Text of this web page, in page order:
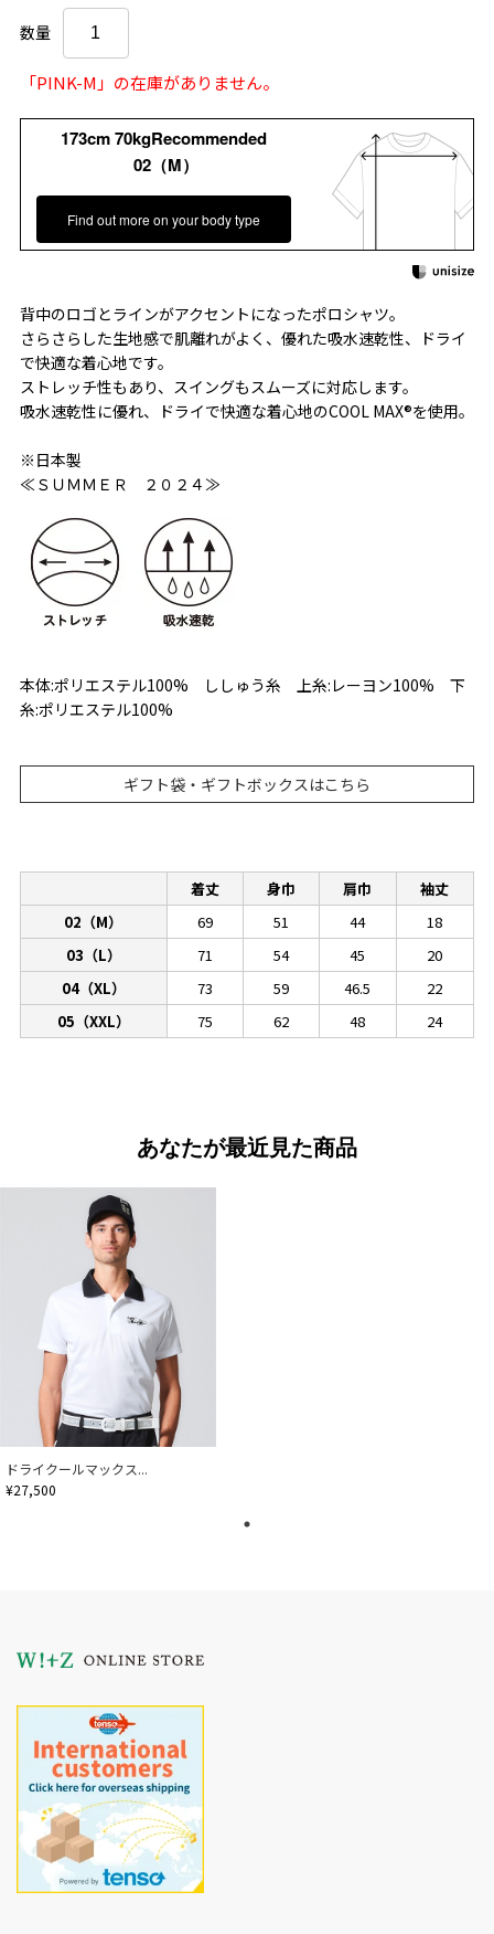
数量
「PINK-M」の在庫がありません。
173cm 70kgRecommended
02（M）
Find out more on your body type
背中のロゴとラインがアクセントになったポロシャツ。
さらさらした生地感で肌離れがよく、優れた吸水速乾性、ドライ
で快適な着心地です。
ストレッチ性もあり、スイングもスムーズに対応します。
吸水速乾性に優れ、ドライで快適な着心地のCOOL MAX®を使用。
※日本製
≪ＳＵＭＭＥＲ ２０２４≫
本体:ポリエステル100% ししゅう糸 上糸:レーヨン100% 下
糸:ポリエステル100%
ギフト袋・ギフトボックスはこちら
着丈 身巾 肩巾
袖丈
02（M）
69 51 44
18
03（L）
71 54 45
20
04（XL）
73 59 46.5
22
05（XXL）
75 62 48 24
あなたが最近見た商品
ドライクールマックス...
¥27,500